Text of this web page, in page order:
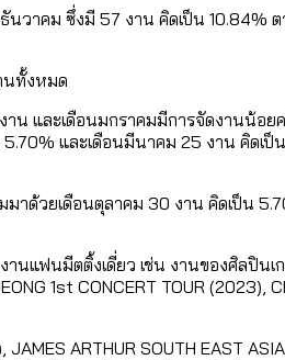
วาคม ซึ่งมี 57 งาน คิดเป็น
นทั้งหมด
น และเดือนมกราคมมีการจัดงานน้
และเดือนมีนาคม 25 งาน คิด
ด้วยเดือนตุลาคม 30 งาน คิดเป็น
ฟนมีตติ้งเดี่ยว เช่น งานของศิลปินเก
1st CONCERT TOUR (2023),
ARTHUR SOUTH EAST